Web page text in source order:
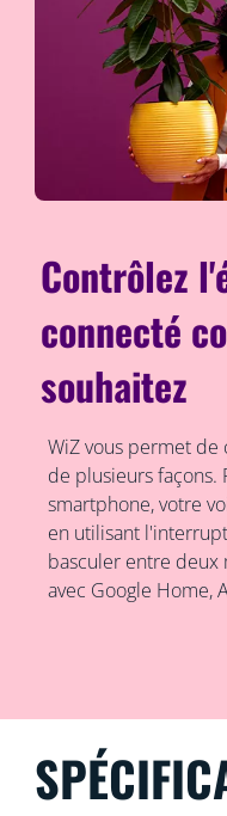
Contrôlez
connecté
souhaitez
WiZ vous permet
de plusieurs façons.
smartphone, votre
en utilisant
basculer entre deux
avec Google Home,